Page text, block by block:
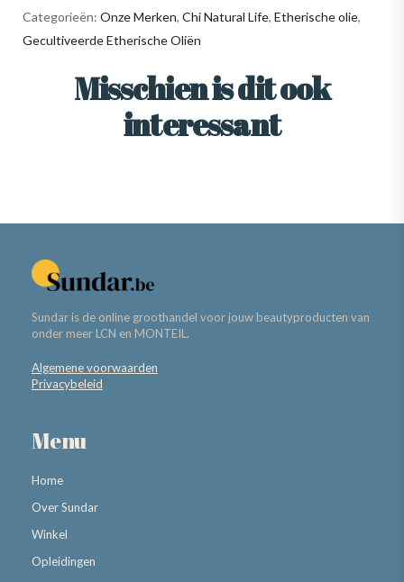
Categorieën: Onze Merken, Chi Natural Life, Etherische olie,
Gecultiveerde Etherische Oliën
Misschien is dit ook
interessant
Sundar is de online groothandel voor jouw beautyproducten van
onder meer LCN en MONTEIL.
Algemene voorwaarden
Privacybeleid
Menu
Home
Over Sundar
Winkel
Opleidingen